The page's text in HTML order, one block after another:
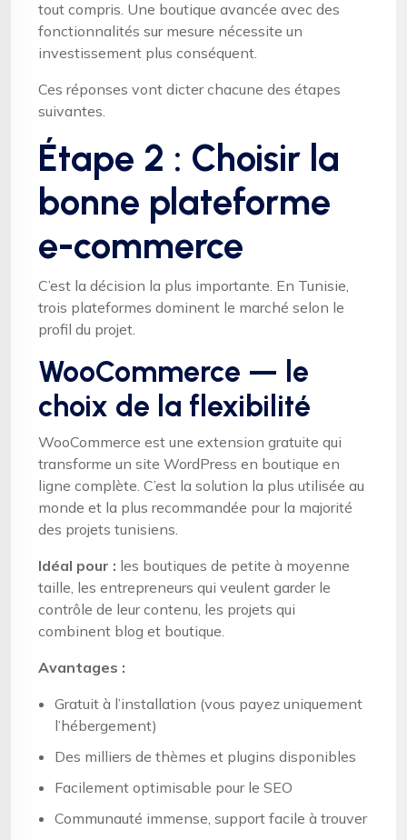
tout compris. Une boutique avancée avec des
fonctionnalités sur mesure nécessite un
investissement plus conséquent.
Ces réponses vont dicter chacune des étapes
suivantes.
Étape 2 : Choisir la
bonne plateforme
e-commerce
C’est la décision la plus importante. En Tunisie,
trois plateformes dominent le marché selon le
profil du projet.
WooCommerce — le
choix de la flexibilité
WooCommerce est une extension gratuite qui
transforme un site WordPress en boutique en
ligne complète. C’est la solution la plus utilisée au
monde et la plus recommandée pour la majorité
des projets tunisiens.
Idéal pour : les boutiques de petite à moyenne
taille, les entrepreneurs qui veulent garder le
contrôle de leur contenu, les projets qui
combinent blog et boutique.
Avantages :
Gratuit à l’installation (vous payez uniquement
l’hébergement)
Des milliers de thèmes et plugins disponibles
Facilement optimisable pour le SEO
Communauté immense, support facile à trouver